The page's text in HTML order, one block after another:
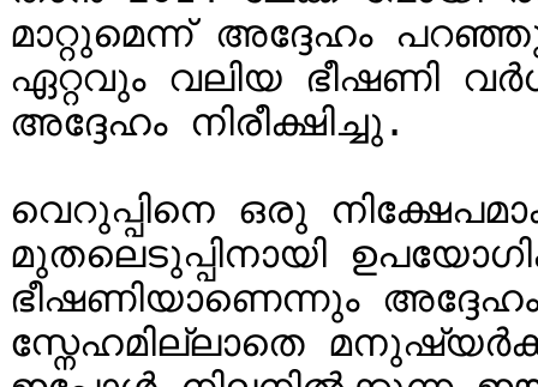
മാറ്റുമെന്ന് അദ്ദേഹം
ഏറ്റവും വലിയ ഭീഷണി
അദ്ദേഹം നിരീക്ഷിച്ചു.
വെറുപ്പിനെ ഒരു
മുതലെടുപ്പിനായി
ഭീഷണിയാണെന്നും
സ്നേഹമില്ലാതെ